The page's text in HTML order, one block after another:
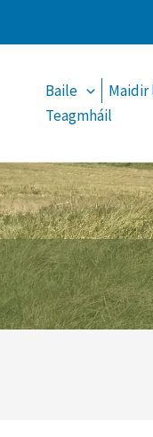
Baile Maidir
Teagmháil